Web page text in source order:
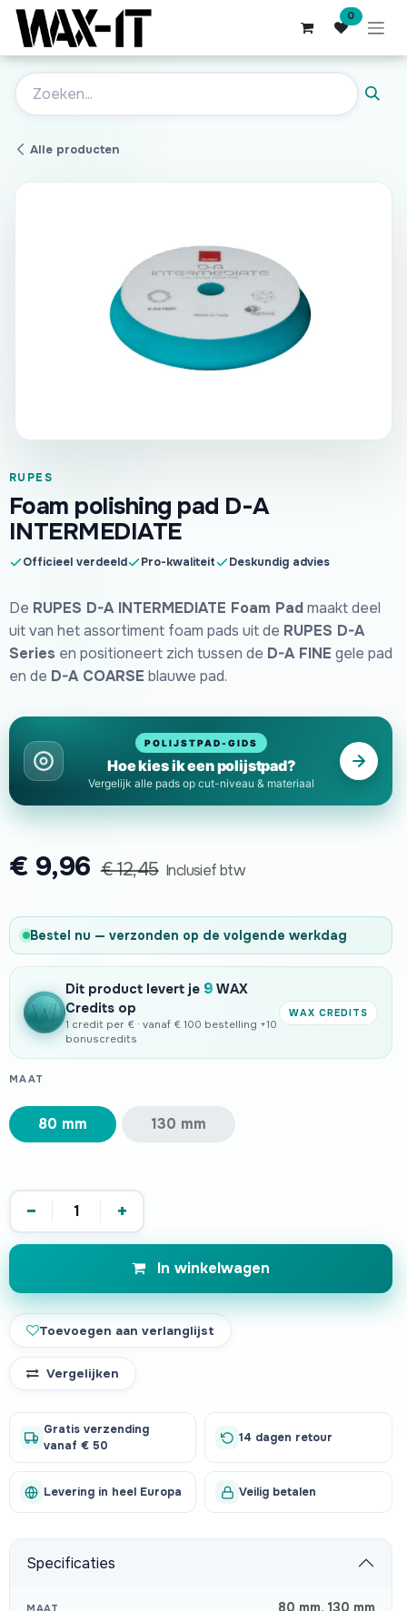
Overslaan naar inhoud 0
Alle producten
RUPES
Foam polishing pad D-A
INTERMEDIATE
Officieel verdeeld Pro-kwaliteit Deskundig advies
De RUPES D-A INTERMEDIATE Foam Padmaakt deel
uit van het assortiment foam pads uit de RUPES D-A
Series en positioneert zich tussen de D-A FINE gele pad
en de D-A COARSE blauwe pad.
POLIJSTPAD-GIDS
Hoe kies ik een polijstpad?
Vergelijk alle pads op cut-niveau & materiaal
€ 9,96 €12,45 Inclusief btw
Bestel nu — verzonden op de volgende werkdag
Dit product levert je 9 WAX
Credits op
1 credit per € · vanaf € 100 bestelling +10
bonuscredits
WAX CREDITS
MAAT
80 mm 130 mm
− +
In winkelwagen
Toevoegen aan verlanglijst
Vergelijken
Gratis verzending
vanaf € 50
14 dagen retour
Levering in heel Europa Veilig betalen
Specificaties
MAAT 80 mm, 130 mm